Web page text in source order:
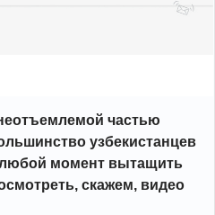
частью
узбекистанцев
момент вытащить
скажем, видео